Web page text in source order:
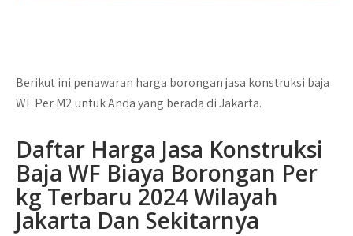
Berikut ini penawaran harga borongan jasa konstruksi baja
WF Per M2 untuk Anda yang berada di Jakarta.
Daftar Harga Jasa Konstruksi
Baja WF Biaya Borongan Per
kg Terbaru 2024 Wilayah
Jakarta Dan Sekitarnya